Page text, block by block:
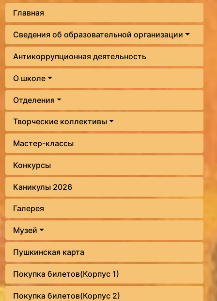
Главная
Сведения об образовательной организации
Антикоррупционная деятельность
О школе
Отделения
Творческие коллективы
Мастер-классы
Конкурсы
Каникулы 2026
Галерея
Музей
Пушкинская карта
Покупка билетов(Корпус 1)
Покупка билетов(Корпус 2)